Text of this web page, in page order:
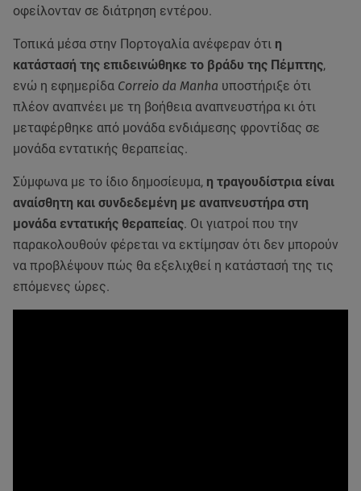
οφείλονταν σε διάτρηση εντέρου.
Τοπικά μέσα στην Πορτογαλία ανέφεραν ότι η
κατάστασή της επιδεινώθηκε το βράδυ της Πέμπτης,
ενώ η εφημερίδα Correio da Manha υποστήριξε ότι
πλέον αναπνέει με τη βοήθεια αναπνευστήρα κι ότι
μεταφέρθηκε από μονάδα ενδιάμεσης φροντίδας σε
μονάδα εντατικής θεραπείας.
Σύμφωνα με το ίδιο δημοσίευμα, η τραγουδίστρια είναι
αναίσθητη και συνδεδεμένη με αναπνευστήρα στη
μονάδα εντατικής θεραπείας. Οι γιατροί που την
παρακολουθούν φέρεται να εκτίμησαν ότι δεν μπορούν
να προβλέψουν πώς θα εξελιχθεί η κατάστασή της τις
επόμενες ώρες.